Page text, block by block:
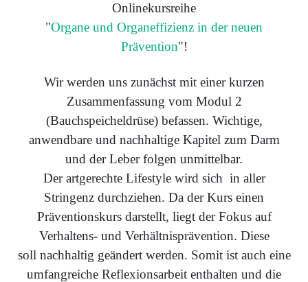
Onlinekursreihe
"Organe und Organeffizienz in der neuen
Prävention"!
Wir werden uns zunächst mit einer kurzen
Zusammenfassung vom Modul 2
(Bauchspeicheldrüse) befassen. Wichtige,
anwendbare und nachhaltige Kapitel zum Darm
und der Leber folgen unmittelbar.
Der artgerechte Lifestyle wird sich in aller
Stringenz durchziehen. Da der Kurs einen
Präventionskurs darstellt, liegt der Fokus auf
Verhaltens- und Verhältnisprävention. Diese
soll nachhaltig geändert werden. Somit ist auch eine
umfangreiche Reflexionsarbeit enthalten und die